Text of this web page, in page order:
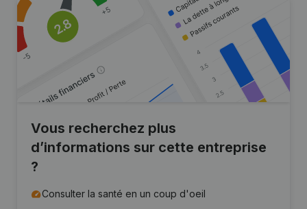
Vous recherchez plus
d’informations sur cette entreprise
?
Consulter la santé en un coup d'oeil